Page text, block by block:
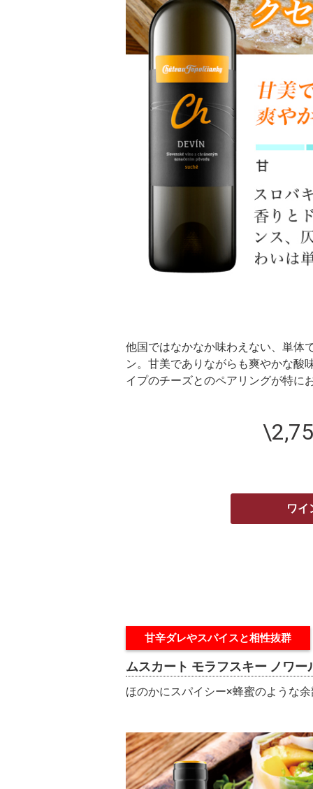
他国ではなかなか味わえない、単体
ン。甘美でありながらも爽やかな酸
イプのチーズとのペアリングが特に
ワイ
甘辛ダレやスパイスと相性抜群
ムスカート モラフスキー ノワー
ほのかにスパイシー×蜂蜜のような